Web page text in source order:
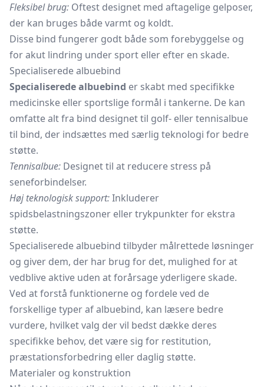
Fleksibel brug: Oftest designet med aftagelige gelposer,
der kan bruges både varmt og koldt.
Disse bind fungerer godt både som forebyggelse og
for akut lindring under sport eller efter en skade.
Specialiserede albuebind
Specialiserede albuebind er skabt med specifikke
medicinske eller sportslige formål i tankerne. De kan
omfatte alt fra bind designet til golf- eller tennisalbue
til bind, der indsættes med særlig teknologi for bedre
støtte.
Tennisalbue: Designet til at reducere stress på
seneforbindelser.
Høj teknologisk support:Inkluderer
spidsbelastningszoner eller trykpunkter for ekstra
støtte.
Specialiserede albuebind tilbyder målrettede løsninger
og giver dem, der har brug for det, mulighed for at
vedblive aktive uden at forårsage yderligere skade.
Ved at forstå funktionerne og fordele ved de
forskellige typer af albuebind, kan læsere bedre
vurdere, hvilket valg der vil bedst dække deres
specifikke behov, det være sig for restitution,
præstationsforbedring eller daglig støtte.
Materialer og konstruktion